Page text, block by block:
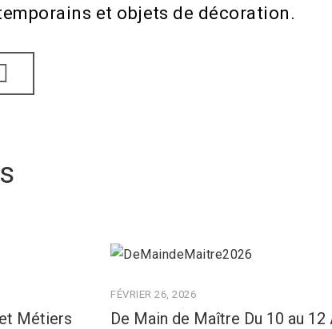
et objets de décoration.
Métiers
FÉVRIER 26, 2026
De Main de Maître Du 10 au 12